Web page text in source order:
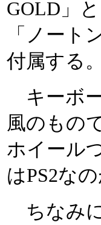
GOLD」
「ノート
付属する。
キーボ
風のもの
ホイール
はPS2な
ちなみ